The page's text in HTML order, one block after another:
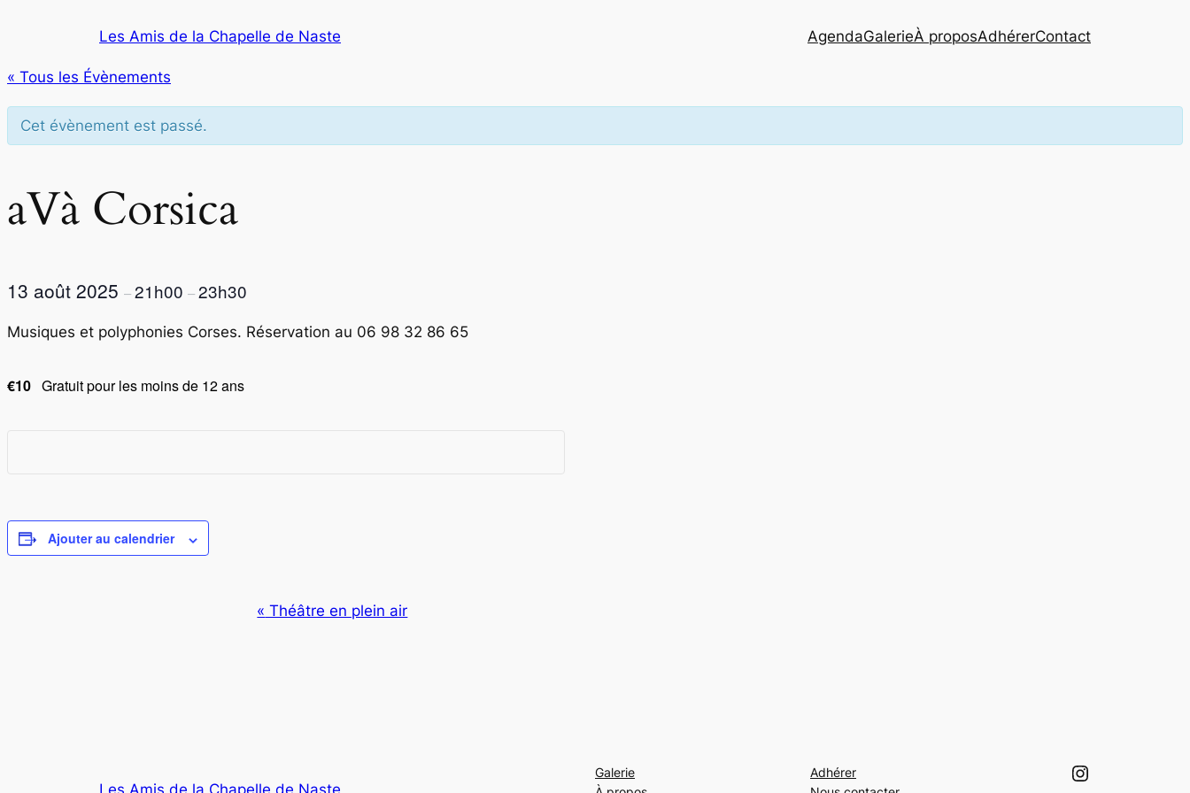
Les Amis de la Chapelle de Naste AgendaGalerieÀ proposAdhérerContact
« Tous les Évènements
Cet évènement est passé.
aVà Corsica
13 août 2025 –21h00 –23h30
Musiques et polyphonies Corses. Réservation au 06 98 32 86 65
€10 Gratuit pour les moins de 12 ans
Ajouter au calendrier
« Théâtre en plein air
Galerie
Adhérer
Instagram